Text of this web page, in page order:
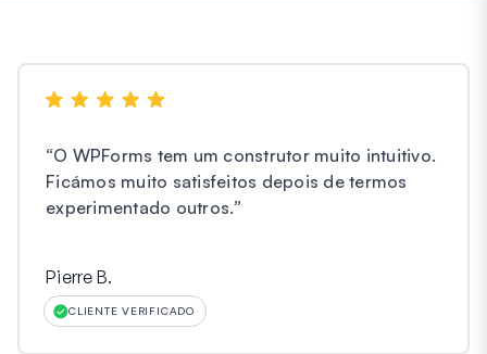
“O WPForms tem um construtor muito intuitivo.
Ficámos muito satisfeitos depois de termos
experimentado outros.”
Pierre B.
CLIENTE VERIFICADO